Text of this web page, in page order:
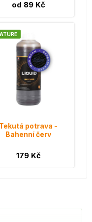
od 89 Kč
Tekutá potrava -
Bahenní červ
179 Kč